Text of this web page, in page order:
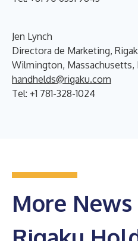
Jen Lynch
Directora de Marketing,
Wilmington, Massachusetts,
handhelds@rigaku.com
Tel: +1 781-328-1024
More News